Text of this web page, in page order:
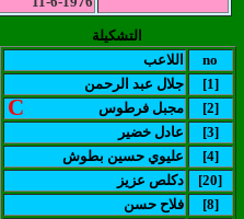
اللاعب
no
جلال عبد الرحمن
[1]
مجبل فرطوس
[2]
عادل خضير
[3]
عليوي حسين بطوش
[4]
دكلص عزيز
[20]
فلاح حسن
[8]
التشكيلة
C